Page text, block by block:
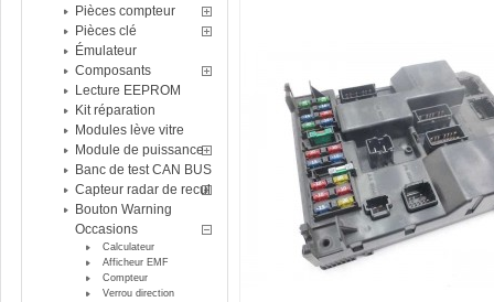
Pièces compteur
Pièces clé
Émulateur
Composants
Lecture EEPROM
Kit réparation
Modules lève vitre
Module de puissance
Banc de test CAN BUS
Capteur radar de recul
Bouton Warning
Occasions
Calculateur
Afficheur EMF
Compteur
Verrou direction